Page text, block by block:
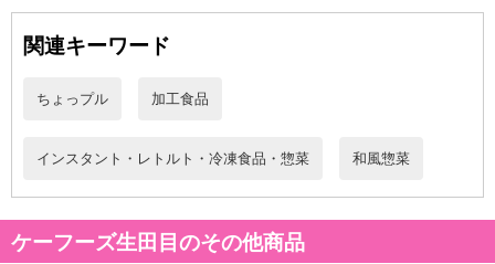
関連キーワード
ちょっプル 加工食品
インスタント・レトルト・冷凍食品・惣菜 和風惣菜
ケーフーズ生田目のその他商品